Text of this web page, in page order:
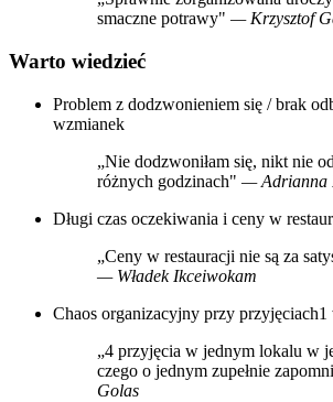
smaczne potrawy" — Krzysztof
Warto wiedzieć
Problem z dodzwonieniem się / brak
wzmianek
„Nie dodzwoniłam się, nikt nie
różnych godzinach" — Adrianna
Długi czas oczekiwania i ceny w
„Ceny w restauracji nie są za
— Władek Ikceiwokam
Chaos organizacyjny przy przyjęciach1
„4 przyjęcia w jednym lokalu w
czego o jednym zupełnie
Golas